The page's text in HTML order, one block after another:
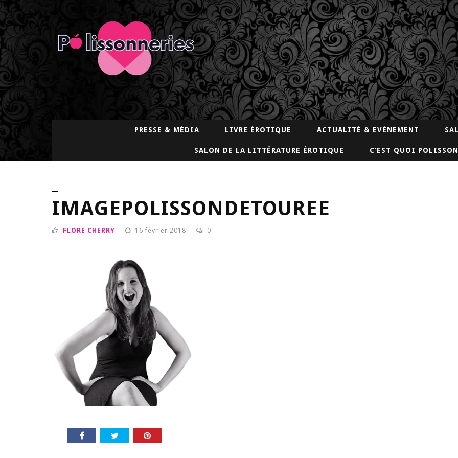
PRESSE & MÉDIA LIVRE ÉROTIQUE ACTUALITÉ & EVÈNEMENT
SALON DE LA LITTÉRATURE ÉROTIQUE C’EST QUOI
IMAGEPOLISSONDETOUREE
FLORE CHERRY 16 février 2018 0